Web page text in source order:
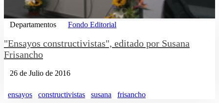
Departamentos Fondo Editorial
"Ensayos constructivistas", editado por Susana
Frisancho
26 de Julio de 2016
ensayos constructivistas susana frisancho